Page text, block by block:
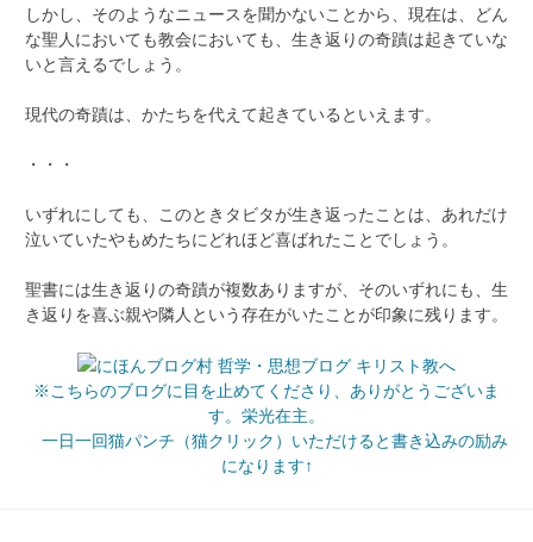
しかし、そのようなニュースを聞かないことから、現在は、どん
な聖人においても教会においても、生き返りの奇蹟は起きていな
いと言えるでしょう。
現代の奇蹟は、かたちを代えて起きているといえます。
・・・
いずれにしても、このときタビタが生き返ったことは、あれだけ
泣いていたやもめたちにどれほど喜ばれたことでしょう。
聖書には生き返りの奇蹟が複数ありますが、そのいずれにも、生
き返りを喜ぶ親や隣人という存在がいたことが印象に残ります。
※こちらのブログに目を止めてくださり、ありがとうございま
す。栄光在主。
一日一回猫パンチ（猫クリック）いただけると書き込みの励み
になります↑